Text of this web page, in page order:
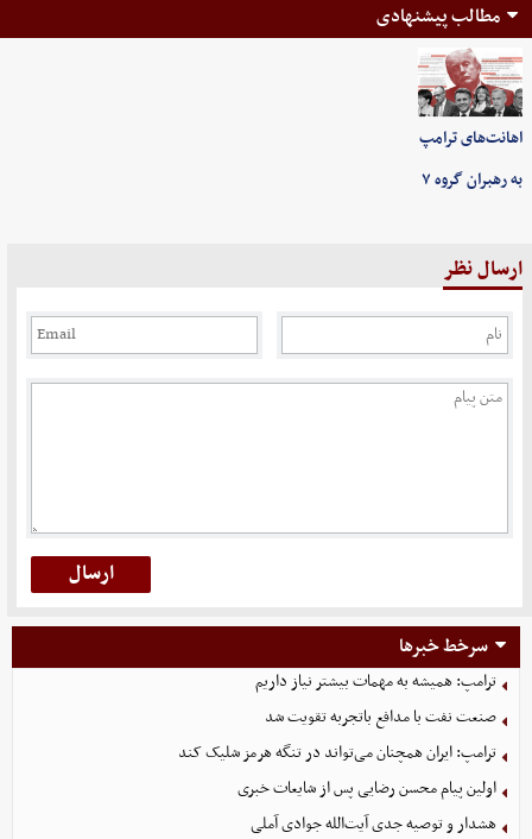
مطالب پیشنهادی
اهانت‌های ترامپ
به رهبران گروه ۷
ارسال نظر
سرخط خبرها
ترامپ: همیشه به مهمات بیشتر نیاز داریم
صنعت نفت با مدافع باتجربه تقویت شد
ترامپ: ایران همچنان می‌تواند در تنگه هرمز شلیک کند
اولین پیام محسن رضایی پس از شایعات خبری
هشدار و توصیه جدی آیت‌الله جوادی آملی